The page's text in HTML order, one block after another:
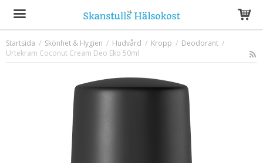
Produkten har blivit tillagd i varukorgen
Startsida / Skönhet & Hygien / Hudvård / Kropp / Deodorant /
Urtekram Coconut Cream Deo Eko 50ml